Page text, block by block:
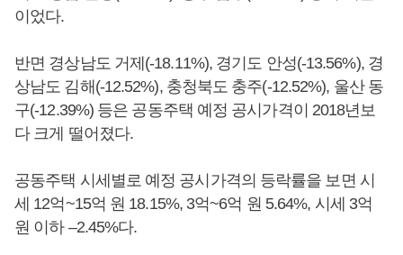
이었다.
반면 경상남도 거제(-18.11%), 경기도 안성(-13.56%), 경
상남도 김해(-12.52%), 충청북도 충주(-12.52%), 울산 동
구(-12.39%) 등은 공동주택 예정 공시가격이 2018년보
다 크게 떨어졌다.
공동주택 시세별로 예정 공시가격의 등락률을 보면 시
세 12억~15억 원 18.15%, 3억~6억 원 5.64%, 시세 3억
원 이하 –2.45%다.